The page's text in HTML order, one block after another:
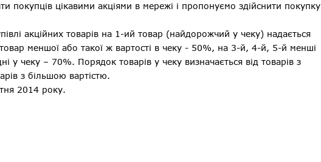
покупців цікавими акціями в мережі і пропонуємо здійснити покупку
акційних товарів на 1-ий товар (найдорожчий у чеку) надається
меншої або такої ж вартості в чеку - 50%, на 3-й, 4-й, 5-й менші
у чеку – 70%. Порядок товарів у чеку визначається від товарів з
з більшою вартістю.
2014 року.